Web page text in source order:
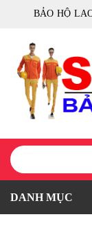
BẢO HỘ
DANH MỤC